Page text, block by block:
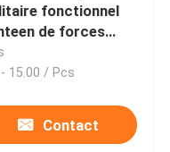
militaire
fonctionnel
de forces
- 15.00 / Pcs
Contact